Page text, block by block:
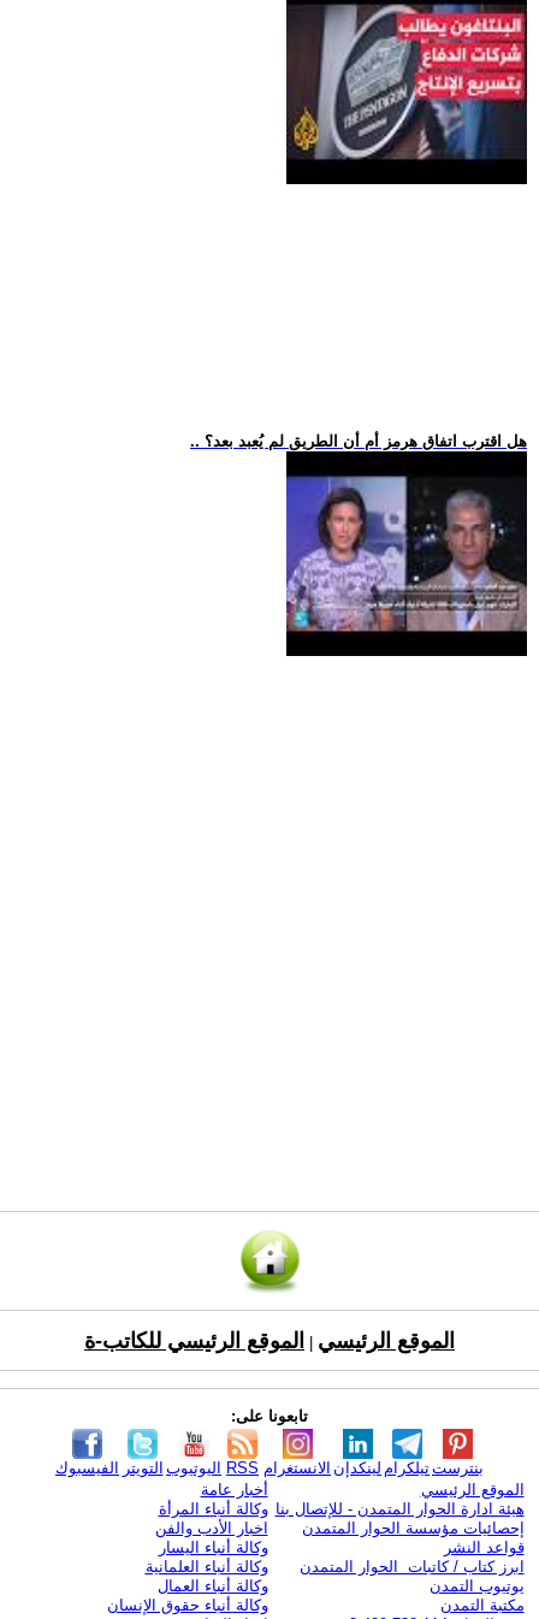
.. هل اقترب اتفاق هرمز أم أن الطريق لم يُعبد بعد؟
الموقع الرئيسي الموقع الرئيسي للكاتب-ة
تابعونا على:
الفيسبوك التويتر اليوتيوب RSS الانستغرام لينكدإن تيلكرامبنترست
الموقع الرئيسي
هيئة ادارة الحوار المتمدن - للإتصال بنا
إحصائيات مؤسسة الحوار المتمدن
قواعد النشر
ابرز كتاب / كاتبات الحوار المتمدن
يوتيوب التمدن
مكتبة التمدن
أخبار عامة
وكالة أنباء المرأة
اخبار الأدب والفن
وكالة أنباء اليسار
وكالة أنباء العلمانية
وكالة أنباء العمال
وكالة أنباء حقوق الإنسان